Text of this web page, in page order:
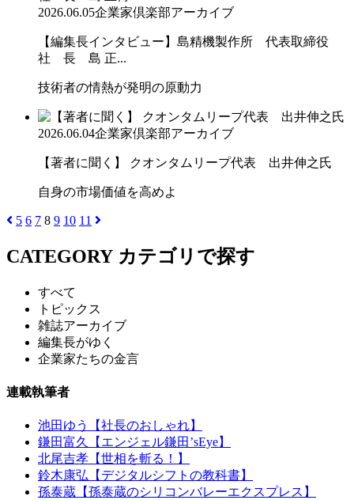
2026.06.05企業家倶楽部アーカイブ
【編集長インタビュー】島精機製作所 代表取締役
社 長 島 正...
技術者の情熱が発明の原動力
2026.06.04企業家倶楽部アーカイブ
【著者に聞く】 クオンタムリープ代表 出井伸之氏
自身の市場価値を高めよ
5 6 7 8 9 10 11
CATEGORY カテゴリで探す
すべて
トピックス
雑誌アーカイブ
編集長がゆく
企業家たちの金言
連載執筆者
池田ゆう【社長のおしゃれ】
鎌田富久【エンジェル鎌田’sEye】
北尾吉孝【世相を斬る！】
鈴木康弘【デジタルシフトの教科書】
孫泰蔵【孫泰蔵のシリコンバレーエクスプレス】